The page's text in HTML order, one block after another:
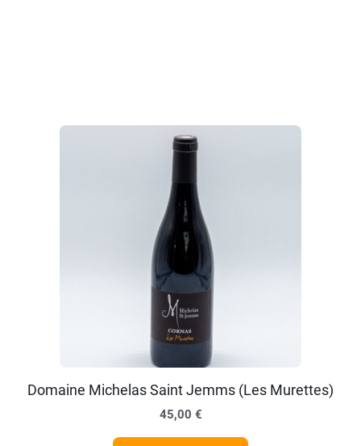
Domaine Michelas Saint Jemms (Les Murettes)
45,00 €